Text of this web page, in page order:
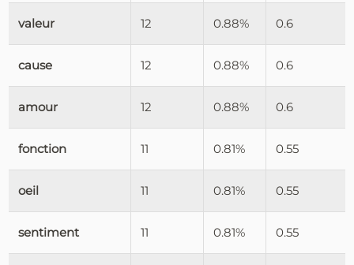
valeur 12 0.88% 0.6
cause 12 0.88% 0.6
amour 12 0.88% 0.6
fonction 11 0.81% 0.55
oeil 11 0.81% 0.55
sentiment 11 0.81% 0.55